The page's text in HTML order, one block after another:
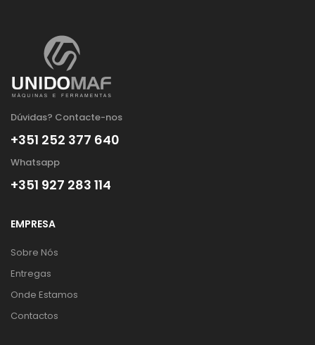
Dúvidas? Contacte-nos
+351 252 377 640
Whatsapp
+351 927 283 114
EMPRESA
Sobre Nós
Entregas
Onde Estamos
Contactos